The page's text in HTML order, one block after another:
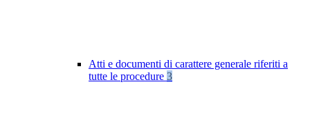
Atti e documenti di carattere generale riferiti a
tutte le procedure 3